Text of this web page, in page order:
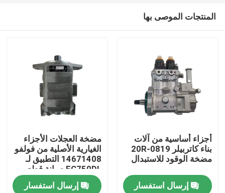
المنتجات الموصى بها
أجزاء أساسية من آلات
بناء كاتربيلر 20R-0819
مضخة الوقود للاستبدال
إرسال استفسار
مضخة العجلات الأجزاء
الغيارية الأصلية من فولفو
14671408 التطبيق لـ
EC750DL صيانة قطع
الغيار
إرسال استفسار